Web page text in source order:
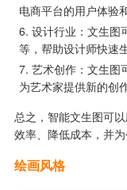
电商平台的用户体验
设计行业：文生图
等，帮助设计师快速
艺术创作：文生图
为艺术家提供新的创
总之，智能文生图可
效率、降低成本，并
绘画风格